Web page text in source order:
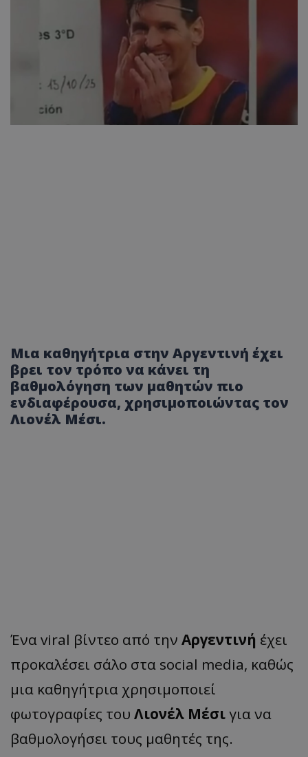
Μια καθηγήτρια στην Αργεντινή έχει
βρει τον τρόπο να κάνει τη
βαθμολόγηση των μαθητών πιο
ενδιαφέρουσα, χρησιμοποιώντας τον
Λιονέλ Μέσι.
Ένα viral βίντεο από την Αργεντινή έχει
προκαλέσει σάλο στα social media, καθώς
μια καθηγήτρια χρησιμοποιεί
φωτογραφίες του Λιονέλ Μέσιγια να
βαθμολογήσει τους μαθητές της.